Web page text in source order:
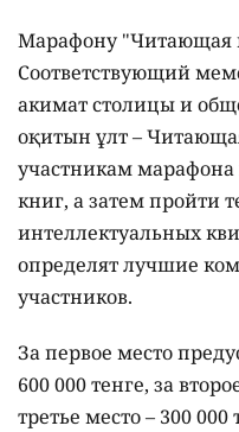
Марафону "Читающая
Соответствующий
акимат столицы и
оқитын ұлт –
участникам марафона
книг, а затем пройти
интеллектуальных
определят лучшие
участников.
За первое место
600 000 тенге, за
третье место – 300 000